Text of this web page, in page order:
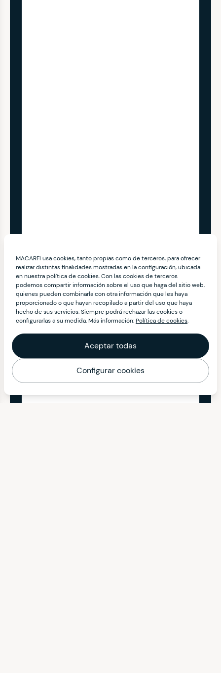
MACARFI usa cookies, tanto propias como de terceros, para ofrecer
realizar distintas finalidades mostradas en la configuración, ubicada
en nuestra política de cookies. Con las cookies de terceros
podemos compartir información sobre el uso que haga del sitio web,
quienes pueden combinarla con otra información que les haya
proporcionado o que hayan recopilado a partir del uso que haya
hecho de sus servicios. Siempre podrá rechazar las cookies o
configurarlas a su medida. Más información:Política de cookies.
Aceptar todas
Configurar cookies